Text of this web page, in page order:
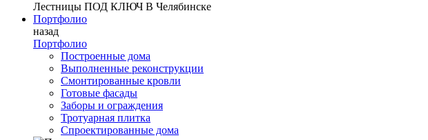
Лестницы ПОД КЛЮЧ В Челябинске
Портфолио
назад
Портфолио
Построенные дома
Выполненные реконструкции
Смонтированные кровли
Готовые фасады
Заборы и ограждения
Тротуарная плитка
Спроектированные дома